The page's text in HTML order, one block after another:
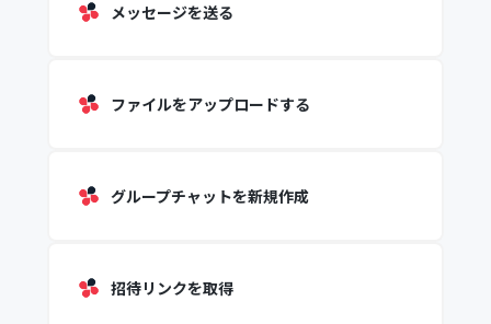
メッセージを送る
ファイルをアップロードする
グループチャットを新規作成
招待リンクを取得